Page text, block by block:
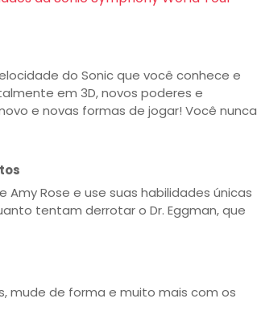
do Sonic que você conhece e
em 3D, novos poderes e
e novas formas de jogar! Você nunca
Amy Rose e use suas habilidades únicas
tentam derrotar o Dr. Eggman, que
mude de forma e muito mais com os